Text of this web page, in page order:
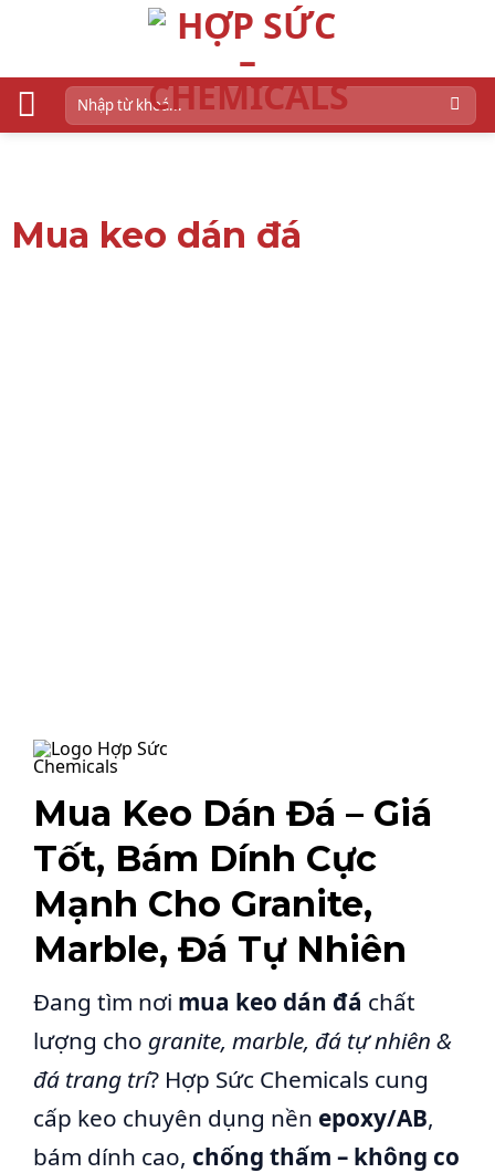
content
Tìm
kiếm:
Mua keo dán đá
Mua Keo Dán Đá – Giá
Tốt, Bám Dính Cực
Mạnh Cho Granite,
Marble, Đá Tự Nhiên
Đang tìm nơi mua keo dán đá chất
lượng cho granite, marble, đá tự nhiên &
đá trang trí? Hợp Sức Chemicals cung
cấp keo chuyên dụng nền epoxy/AB,
bám dính cao, chống thấm – không co